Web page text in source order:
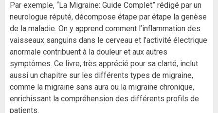
Par exemple, “La Migraine: Guide Complet” rédigé par un
neurologue réputé, décompose étape par étape la genèse
de la maladie. On y apprend comment l’inflammation des
vaisseaux sanguins dans le cerveau et l’activité électrique
anormale contribuent à la douleur et aux autres
symptômes. Ce livre, très apprécié pour sa clarté, inclut
aussi un chapitre sur les différents types de migraine,
comme la migraine sans aura ou la migraine chronique,
enrichissant la compréhension des différents profils de
patients.